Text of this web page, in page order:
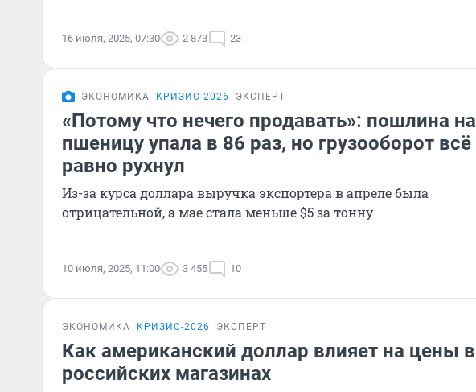
16 июля, 2025, 07:30 2 873 23
ЭКОНОМИКА КРИЗИС-2026 ЭКСПЕРТ
«Потому что нечего продавать»: пошлина на
пшеницу упала в 86 раз, но грузооборот всё
равно рухнул
Из-за курса доллара выручка экспортера в апреле была
отрицательной, а мае стала меньше $5 за тонну
10 июля, 2025, 11:00 3 455 10
ЭКОНОМИКА КРИЗИС-2026 ЭКСПЕРТ
Как американский доллар влияет на цены в
российских магазинах